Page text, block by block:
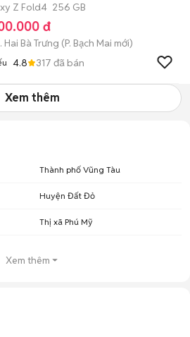
Z Fold4 256 GB
đ
Hai Bà Trưng (P. Bạch Mai mới)
4.8 317 đã bán
Xem thêm
Thành phố Vũng Tàu
Huyện Đất Đỏ
Thị xã Phú Mỹ
Xem thêm